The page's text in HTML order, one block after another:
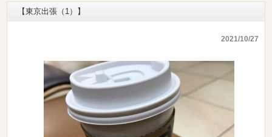
【東京出張（1）】
2021/10/27